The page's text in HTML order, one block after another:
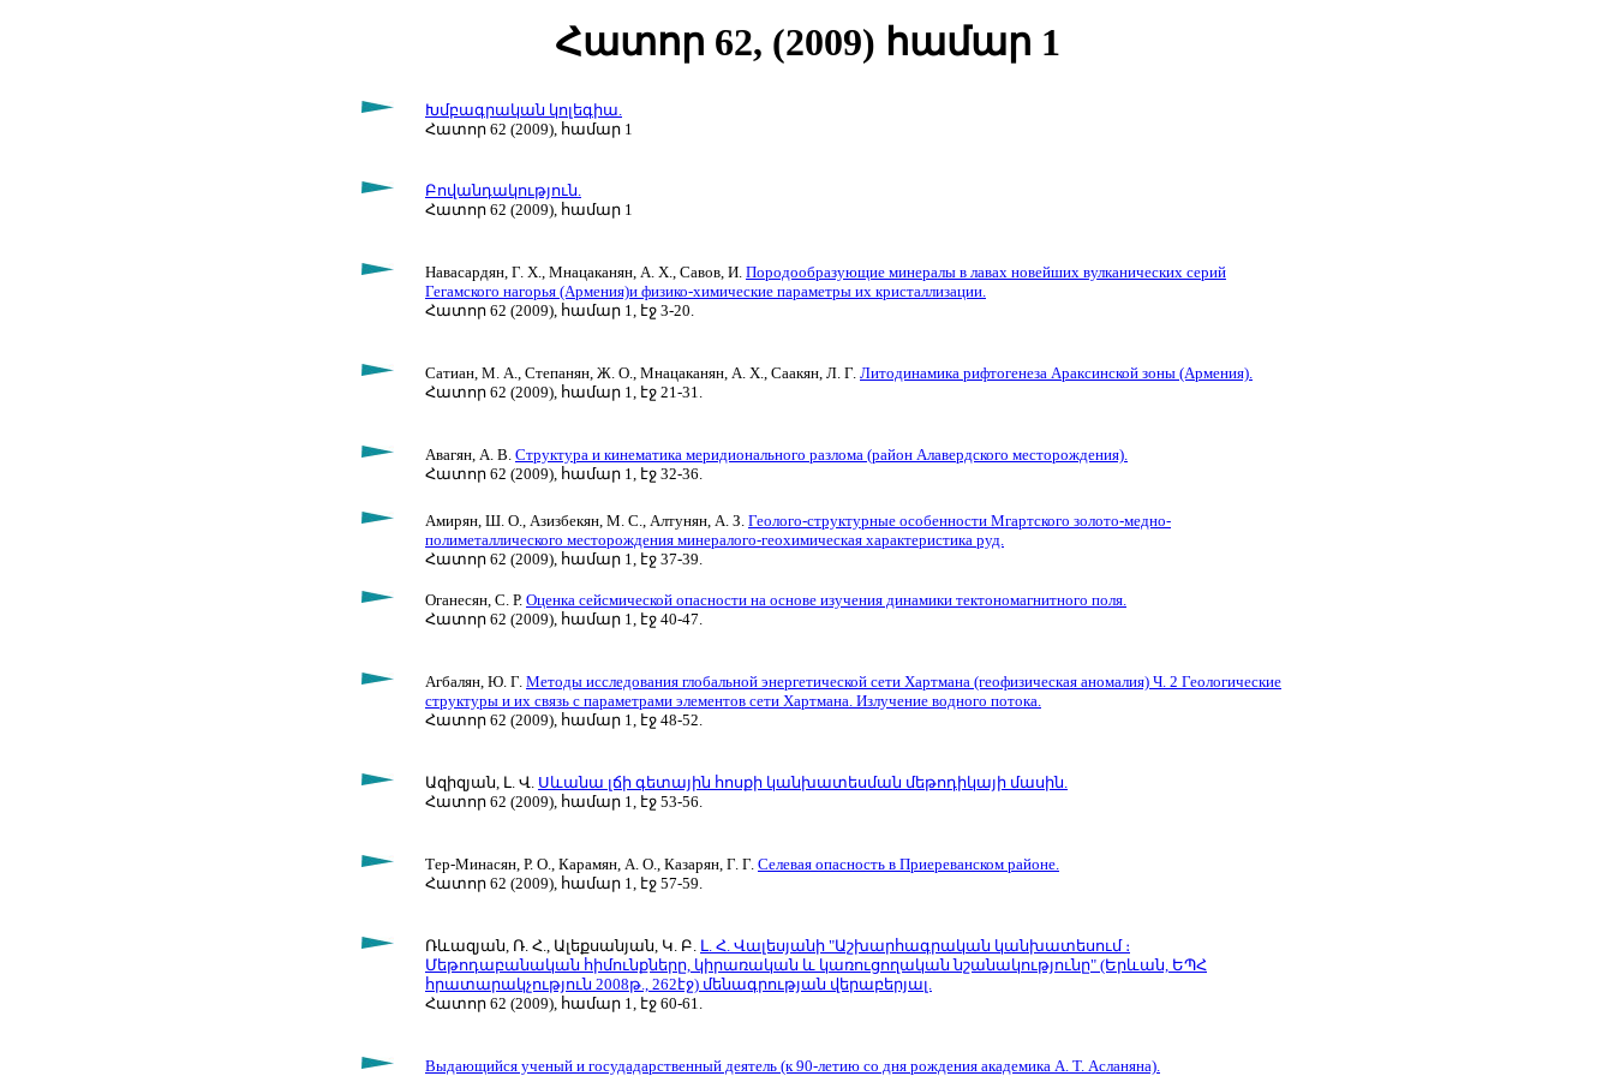
Հատոր 62, (2009) համար 1
Խմբագրական կոլեգիա.
Հատոր 62 (2009), համար 1
Բովանդակություն.
Հատոր 62 (2009), համար 1
Навасардян, Г. Х., Мнацаканян, А. Х., Савов, И. Породообразующие минералы в лавах новейших вулканических серий
Гегамского нагорья (Армения)и физико-химические параметры их кристаллизации.
Հատոր 62 (2009), համար 1, էջ 3-20.
Сатиан, М. А., Степанян, Ж. О., Мнацаканян, А. Х., Саакян, Л. Г. Литодинамика рифтогенеза Араксинской зоны (Армения).
Հատոր 62 (2009), համար 1, էջ 21-31.
Авагян, А. В. Структура и кинематика меридионального разлома (район Алавердского месторождения).
Հատոր 62 (2009), համար 1, էջ 32-36.
Амирян, Ш. О., Азизбекян, М. С., Алтунян, А. З. Геолого-структурные особенности Мгартского золото-медно-
полиметаллического месторождения минералого-геохимическая характеристика руд.
Հատոր 62 (2009), համար 1, էջ 37-39.
Оганесян, С. Р. Оценка сейсмической опасности на основе изучения динамики тектономагнитного поля.
Հատոր 62 (2009), համար 1, էջ 40-47.
Агбалян, Ю. Г. Методы исследования глобальной энергетической сети Хартмана (геофизическая аномалия) Ч. 2 Геологические
структуры и их связь с параметрами элементов сети Хартмана. Излучение водного потока.
Հատոր 62 (2009), համար 1, էջ 48-52.
Ազիզյան, Լ. Վ. Սևանա լճի գետային հոսքի կանխատեսման մեթոդիկայի մասին.
Հատոր 62 (2009), համար 1, էջ 53-56.
Тер-Минасян, Р. О., Карамян, А. О., Казарян, Г. Г. Селевая опасность в Приереванском районе.
Հատոր 62 (2009), համար 1, էջ 57-59.
Ռևազյան, Ռ. Հ., Ալեքսանյան, Կ. Բ. Լ. Հ. Վալեսյանի "Աշխարհագրական կանխատեսում ։
Մեթոդաբանական հիմունքները, կիրառական և կառուցողական նշանակությունը" (Երևան, ԵՊՀ
հրատարակչություն 2008թ., 262էջ) մենագրության վերաբերյալ.
Հատոր 62 (2009), համար 1, էջ 60-61.
Выдающийся ученый и госудадарственный деятель (к 90-летию со дня рождения академика А. Т. Асланяна).